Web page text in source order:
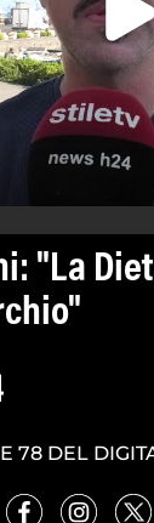
"La
78 DEL